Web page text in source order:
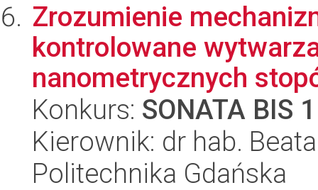
Zrozumienie
kontrolowane
nanometrycznych
Konkurs: SONATA BIS
Kierownik: dr hab.
Politechnika Gdańska